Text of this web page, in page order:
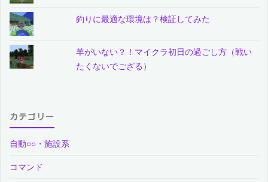
釣りに最適な環境は？検証してみた
羊がいない？！マイクラ初日の過ごし方（戦い
たくないでござる）
カテゴリー
自動○○・施設系
コマンド